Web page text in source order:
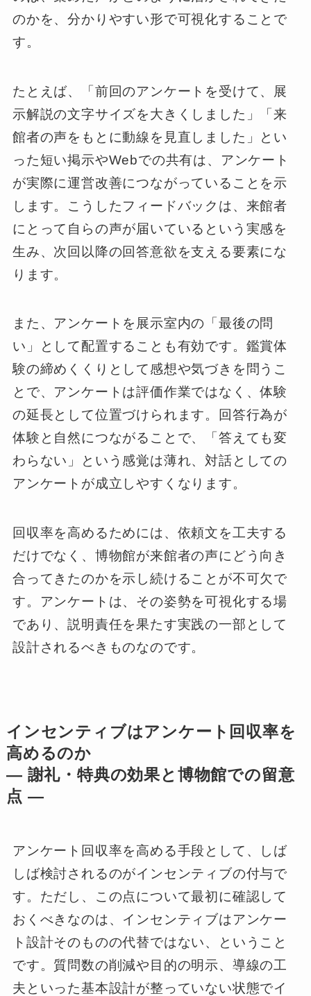
のかを、分かりやすい形で可視化することで
す。
たとえば、「前回のアンケートを受けて、展
示解説の文字サイズを大きくしました」「来
館者の声をもとに動線を見直しました」とい
った短い掲示やWebでの共有は、アンケート
が実際に運営改善につながっていることを示
します。こうしたフィードバックは、来館者
にとって自らの声が届いているという実感を
生み、次回以降の回答意欲を支える要素にな
ります。
また、アンケートを展示室内の「最後の問
い」として配置することも有効です。鑑賞体
験の締めくくりとして感想や気づきを問うこ
とで、アンケートは評価作業ではなく、体験
の延長として位置づけられます。回答行為が
体験と自然につながることで、「答えても変
わらない」という感覚は薄れ、対話としての
アンケートが成立しやすくなります。
回収率を高めるためには、依頼文を工夫する
だけでなく、博物館が来館者の声にどう向き
合ってきたのかを示し続けることが不可欠で
す。アンケートは、その姿勢を可視化する場
であり、説明責任を果たす実践の一部として
設計されるべきものなのです。
インセンティブはアンケート回収率を
高めるのか
― 謝礼・特典の効果と博物館での留意
点 ―
アンケート回収率を高める手段として、しば
しば検討されるのがインセンティブの付与で
す。ただし、この点について最初に確認して
おくべきなのは、インセンティブはアンケー
ト設計そのものの代替ではない、ということ
です。質問数の削減や目的の明示、導線の工
夫といった基本設計が整っていない状態でイ